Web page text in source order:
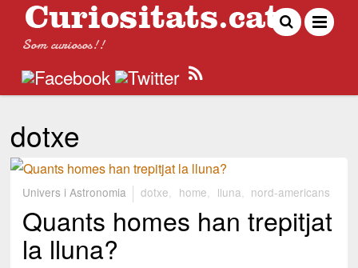
Som curiosos!!
dotxe
Univers i Astronomia dotxe home lluna nord-americans
Quants homes han trepitjat
la lluna?